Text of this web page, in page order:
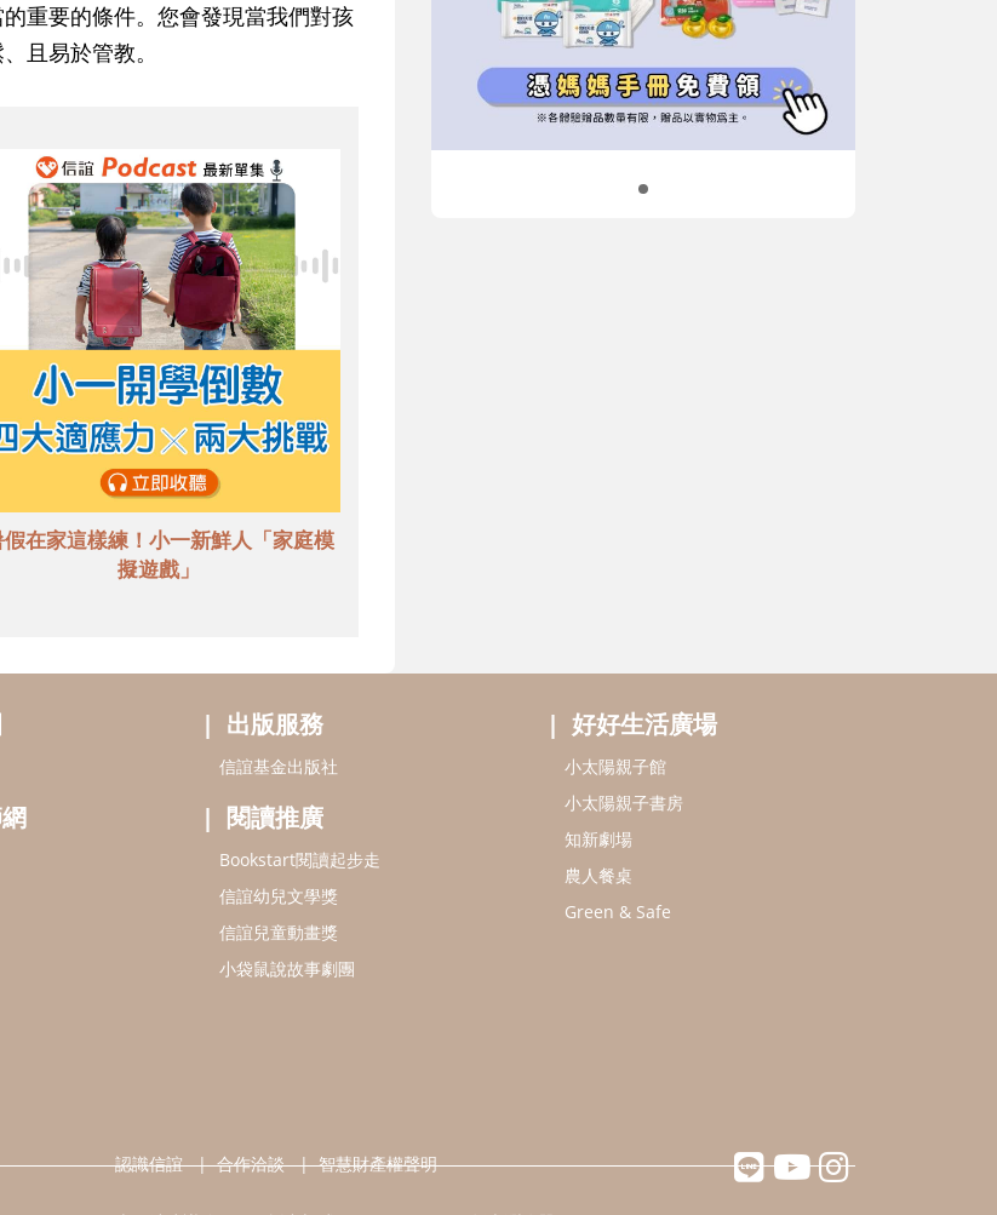
重要的條件。您會發現當我們對孩
且易於管教。
在家這樣練！小一新鮮人「家庭模
擬遊戲」
出版服務
信誼基金出版社
閱讀推廣
Bookstart閱讀起步走
信誼幼兒文學獎
信誼兒童動畫獎
小袋鼠說故事劇團
好好生活廣場
小太陽親子館
小太陽親子書房
知新劇場
農人餐桌
Green & Safe
認識信誼 合作洽談 智慧財產權聲明